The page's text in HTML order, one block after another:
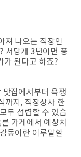
져 나오는 직장인
서당개 3년이면 풍
가 된다고 하죠?
집에서부터 욕쟁
까지, 직장상사 한
두 섭렵할 수 있습
가게에서 예상치
동이란 이루말할